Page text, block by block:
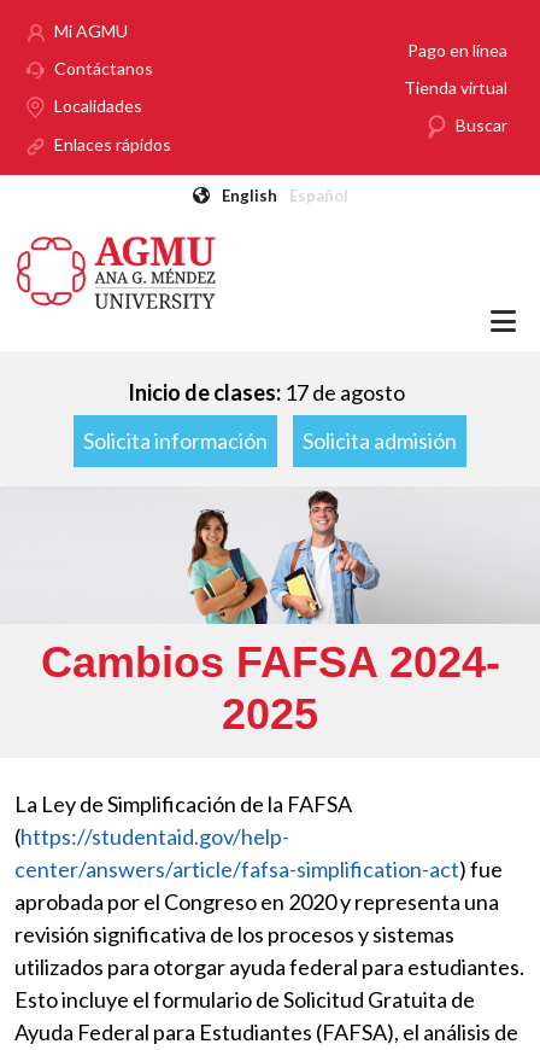
Mi AGMU
Contáctanos
Localidades
Enlaces rápidos
Pago en línea
Tienda virtual
Buscar
English Español
Inicio de clases: 17 de agosto
Solicita información
Solicita admisión
Cambios FAFSA 2024-
2025
La Ley de Simplificación de la FAFSA
(https://studentaid.gov/help-
center/answers/article/fafsa-simplification-act) fue
aprobada por el Congreso en 2020 y representa una
revisión significativa de los procesos y sistemas
utilizados para otorgar ayuda federal para estudiantes.
Esto incluye el formulario de Solicitud Gratuita de
Ayuda Federal para Estudiantes (FAFSA), el análisis de